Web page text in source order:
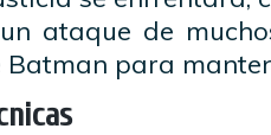
ataque de
Batman para